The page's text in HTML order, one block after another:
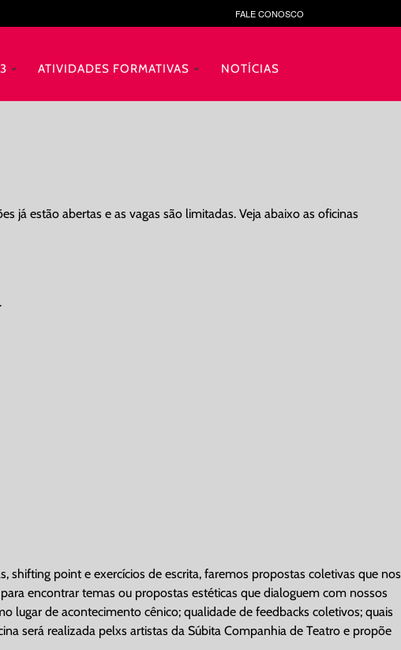
FALE CONOSCO
ATIVIDADES FORMATIVAS
NOTÍCIAS
já estão abertas e as vagas são limitadas. Veja abaixo as oficinas
point e exercícios de escrita, faremos propostas coletivas que nos
encontrar temas ou propostas estéticas que dialoguem com nossos
lugar de acontecimento cênico; qualidade de feedbacks coletivos; quais
será realizada pelxs artistas da Súbita Companhia de Teatro e propõe